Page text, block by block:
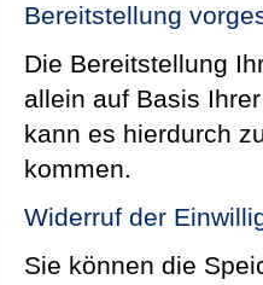
Bereitstellung
Die Bereitstellung
allein auf Basis
kann es hierdurch
kommen.
Widerruf der
Sie können die